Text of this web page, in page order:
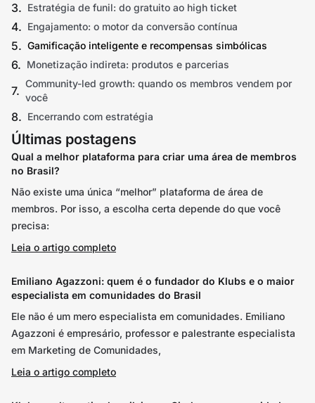
Estratégia de funil: do gratuito ao high ticket
Engajamento: o motor da conversão contínua
Gamificação inteligente e recompensas simbólicas
Monetização indireta: produtos e parcerias
Community-led growth: quando os membros vendem por
você
Encerrando com estratégia
Últimas postagens
Qual a melhor plataforma para criar uma área de membros
no Brasil?
Não existe uma única “melhor” plataforma de área de
membros. Por isso, a escolha certa depende do que você
precisa:
Leia o artigo completo
Emiliano Agazzoni: quem é o fundador do Klubs e o maior
especialista em comunidades do Brasil
Ele não é um mero especialista em comunidades. Emiliano
Agazzoni é empresário, professor e palestrante especialista
em Marketing de Comunidades,
Leia o artigo completo